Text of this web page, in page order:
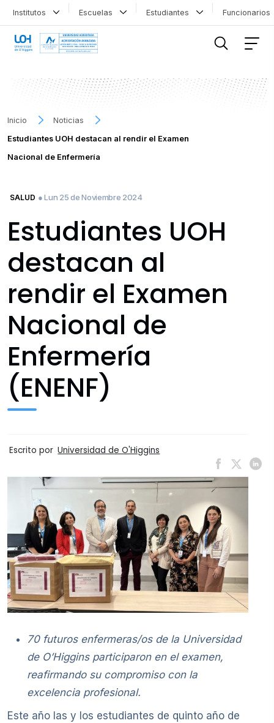
Institutos Escuelas Estudiantes
Inicio
Noticias
Estudiantes UOH destacan al rendir el Examen
Nacional de Enfermería
SALUD ● Lun 25 de Noviembre 2024
Estudiantes UOH
destacan al
rendir el Examen
Nacional de
Enfermería
(ENENF)
Escrito por Universidad de O'Higgins
70 futuros enfermeras/os de la Universidad
de O’Higgins participaron en el examen,
reafirmando su compromiso con la
excelencia profesional.
Este año las y los estudiantes de quinto año de